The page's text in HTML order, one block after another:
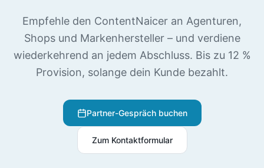
Empfehle den ContentNaicer an Agenturen,
Shops und Markenhersteller – und verdiene
wiederkehrend an jedem Abschluss. Bis zu 12 %
Provision, solange dein Kunde bezahlt.
Partner-Gespräch buchen
Zum Kontaktformular